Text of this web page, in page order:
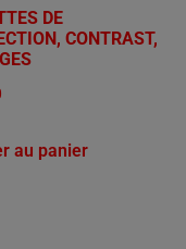
DE
CONTRAST,
au panier